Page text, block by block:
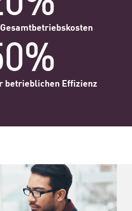
betrieblichen Effizienz